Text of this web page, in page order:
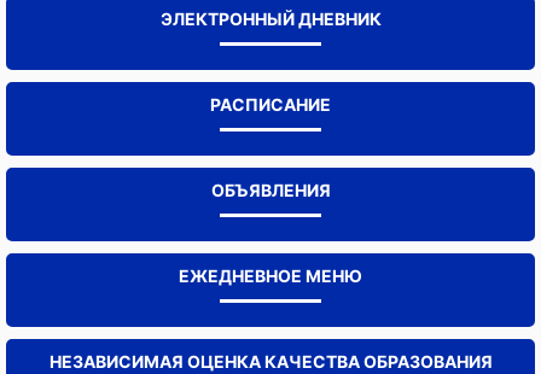
ЭЛЕКТРОННЫЙ ДНЕВНИК
РАСПИСАНИЕ
ОБЪЯВЛЕНИЯ
ЕЖЕДНЕВНОЕ МЕНЮ
НЕЗАВИСИМАЯ ОЦЕНКА КАЧЕСТВА ОБРАЗОВАНИЯ